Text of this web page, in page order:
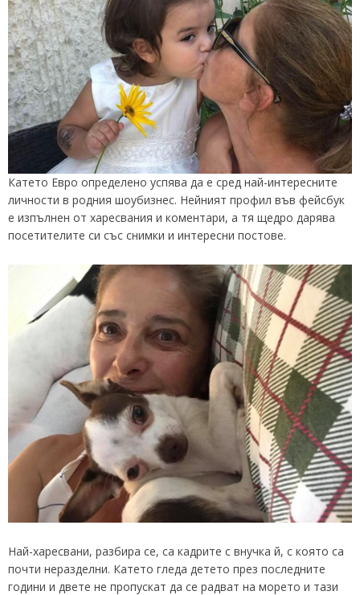
Катето Евро определено успява да е сред най-интересните
личности в родния шоубизнес. Нейният профил във фейсбук
е изпълнен от харесвания и коментари, а тя щедро дарява
посетителите си със снимки и интересни постове.
Най-харесвани, разбира се, са кадрите с внучка й, с която са
почти неразделни. Катето гледа детето през последните
години и двете не пропускат да се радват на морето и тази